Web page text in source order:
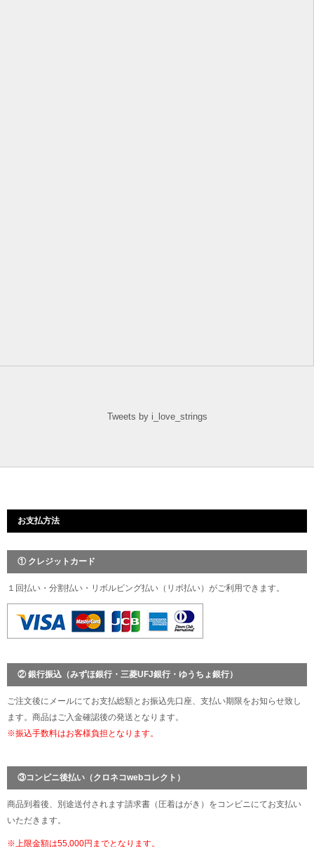
Tweets by i_love_strings
お支払方法
① クレジットカード
１回払い・分割払い・リボルビング払い（リボ払い）がご利用できます。
② 銀行振込（みずほ銀行・三菱UFJ銀行・ゆうちょ銀行）
ご注文後にメールにてお支払総額とお振込先口座、支払い期限をお知らせ致し
ます。商品はご入金確認後の発送となります。
※振込手数料はお客様負担となります。
③コンビニ後払い（クロネコwebコレクト）
商品到着後、別途送付されます請求書（圧着はがき）をコンビニにてお支払い
いただきます。
※上限金額は55,000円までとなります。